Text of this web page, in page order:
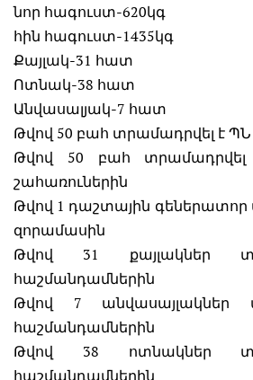
նոր հագուստ-620կգ
հին հագուստ-1435կգ
Քայլակ-31 հատ
Ոտնակ-38 հատ
Անվասալյակ-7 հատ
Թվով 50 բահ տրամադրվել է
Թվով 50 բահ տրամադրվել
շահառուներին
Թվով 1 դաշտային գեներատոր
զորամասին
Թվով 31 քայլակներ
հաշմանդամներին
Թվով 7 անվասայլակներ
հաշմանդամներին
Թվով 38 ոտնակներ
հաշմանդամներին